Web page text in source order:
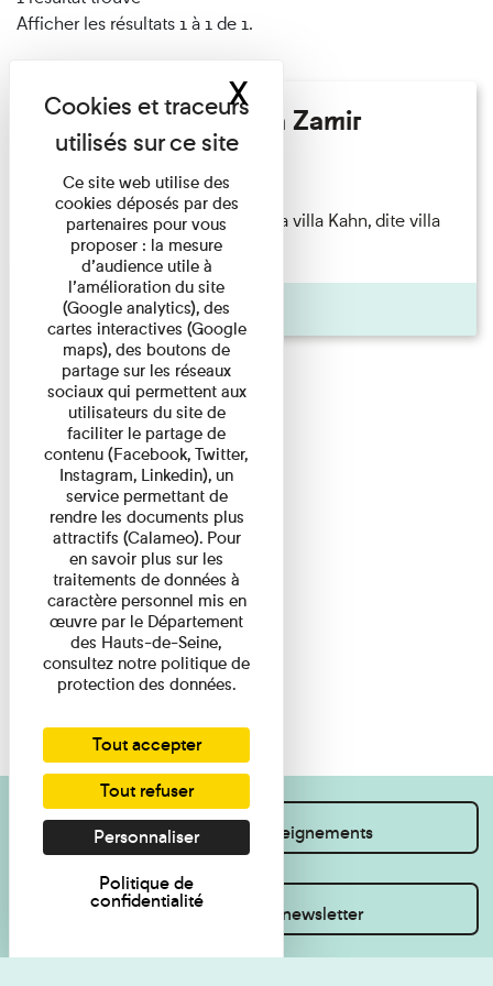
Afficher les résultats 1 à 1 de 1.
Hélène Gaudy - Villa Zamir
Lecture
couchant) [Angle nord-est de la villa Kahn, dite villa
Zamir et lumières du ...
Pages
Je souhaite des renseignements
Inscrivez-vous à la newsletter
Ce site web utilise des
cookies déposés par des
partenaires pour vous
proposer : la mesure
d’audience utile à
l’amélioration du site
(Google analytics), des
cartes interactives (Google
maps), des boutons de
partage sur les réseaux
sociaux qui permettent aux
utilisateurs du site de
faciliter le partage de
contenu (Facebook, Twitter,
Instagram, Linkedin), un
service permettant de
rendre les documents plus
attractifs (Calameo). Pour
en savoir plus sur les
traitements de données à
caractère personnel mis en
œuvre par le Département
des Hauts-de-Seine,
consultez notre politique de
protection des données.
Tout accepter
Tout refuser
Personnaliser
Politique de
confidentialité
XMasquer le